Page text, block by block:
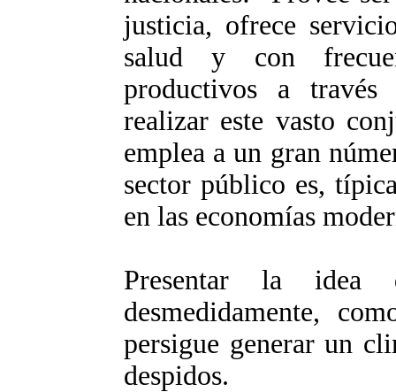
justicia, ofrece
salud y con
productivos a través
realizar este vasto
emplea a un gran
sector público es,
en las economías
Presentar la idea
desmedidamente,
persigue generar un
despidos.